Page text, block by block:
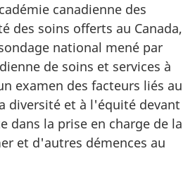
canadienne des
des soins offerts au Canada,
national mené par
de soins et services à
examen des facteurs liés au
diversité et à l'équité devant
dans la prise en charge de la
et d'autres démences au